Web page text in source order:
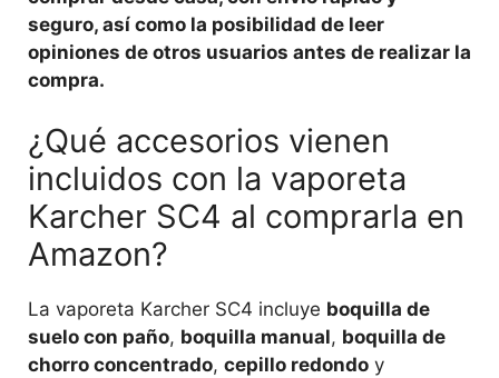
seguro, así como la posibilidad de leer
opiniones de otros usuarios antes de realizar la
compra.
¿Qué accesorios vienen
incluidos con la vaporeta
Karcher SC4 al comprarla en
Amazon?
La vaporeta Karcher SC4 incluye boquilla de
suelo con paño, boquilla manual, boquilla de
chorro concentrado, cepillo redondo y